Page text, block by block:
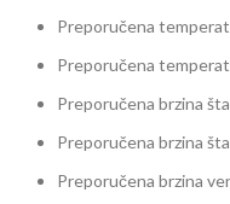
Preporučena
Preporučena
Preporučena brzina
Preporučena brzina
Preporučena brzina